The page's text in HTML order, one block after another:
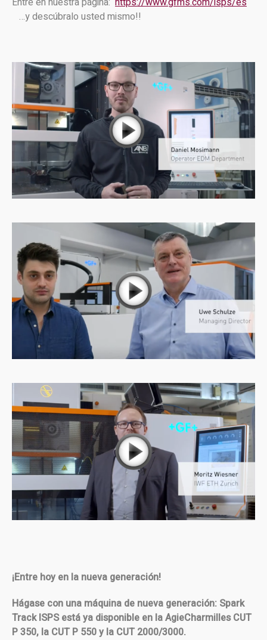
…y descúbralo usted mismo!!
¡Entre hoy en la nueva generación!
Hágase con una máquina de nueva generación: Spark
Track ISPS está ya disponible en la AgieCharmilles CUT
P 350, la CUT P 550 y la CUT 2000/3000.